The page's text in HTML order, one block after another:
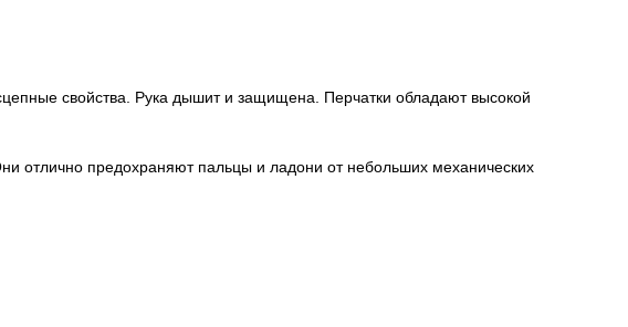
свойства. Рука дышит и защищена. Перчатки обладают высокой
отлично предохраняют пальцы и ладони от небольших механических